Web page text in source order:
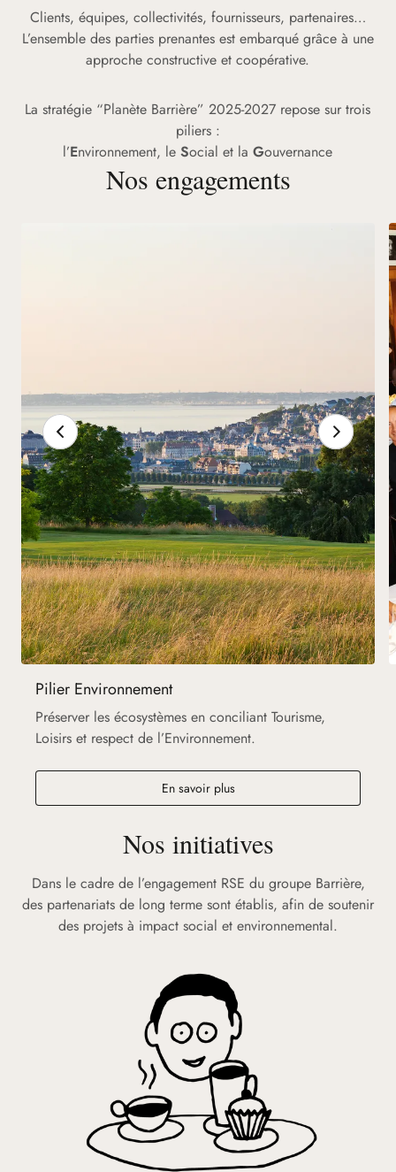
Clients, équipes, collectivités, fournisseurs, partenaires…
L’ensemble des parties prenantes est embarqué grâce à une
approche constructive et coopérative.
La stratégie “Planète Barrière” 2025-2027 repose sur trois
piliers :
l’Environnement, leSocial et laGouvernance
Nos engagements
Pilier Environnement
Préserver les écosystèmes en conciliant Tourisme,
Loisirs et respect de l’Environnement.
En savoir plus
Nos initiatives
Dans le cadre de l’engagement RSE du groupe Barrière,
des partenariats de long terme sont établis, afin de soutenir
des projets à impact social et environnemental.